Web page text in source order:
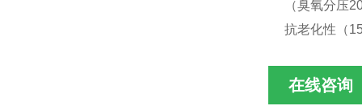
（臭氧分
抗老化性（
在线咨询